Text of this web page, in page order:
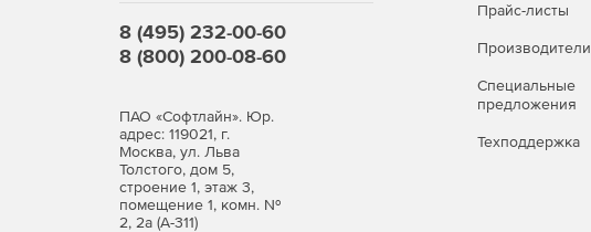
8 (495) 232-00-60
8 (800) 200-08-60
ПАО «Софтлайн». Юр.
адрес: 119021, г.
Москва, ул. Льва
Толстого, дом 5,
строение 1, этаж 3,
помещение 1, комн. №
2, 2а (А-311)
Прайс-листы
Производители
Специальные
предложения
Техподдержка